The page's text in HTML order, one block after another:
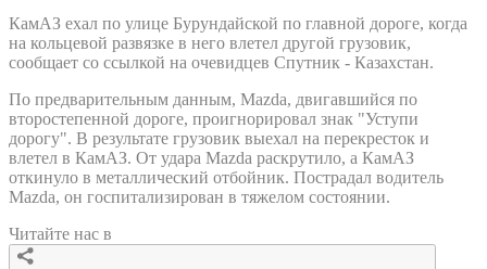
КамАЗ ехал по улице Бурундайской по главной дороге, когда
на кольцевой развязке в него влетел другой грузовик,
сообщает со ссылкой на очевидцев Спутник - Казахстан.
По предварительным данным, Mazda, двигавшийся по
второстепенной дороге, проигнорировал знак "Уступи
дорогу". В результате грузовик выехал на перекресток и
влетел в КамАЗ. От удара Mazda раскрутило, а КамАЗ
откинуло в металлический отбойник. Пострадал водитель
Mazda, он госпитализирован в тяжелом состоянии.
Читайте нас в